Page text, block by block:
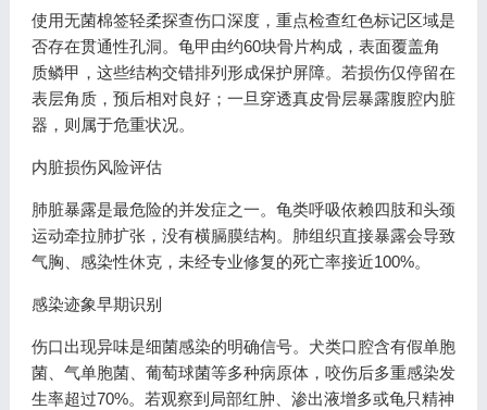
使用无菌棉签轻柔探查伤口深度，重点检查红色标记区域是
否存在贯通性孔洞。龟甲由约60块骨片构成，表面覆盖角
质鳞甲，这些结构交错排列形成保护屏障。若损伤仅停留在
表层角质，预后相对良好；一旦穿透真皮骨层暴露腹腔内脏
器，则属于危重状况。
内脏损伤风险评估
肺脏暴露是最危险的并发症之一。龟类呼吸依赖四肢和头颈
运动牵拉肺扩张，没有横膈膜结构。肺组织直接暴露会导致
气胸、感染性休克，未经专业修复的死亡率接近100%。
感染迹象早期识别
伤口出现异味是细菌感染的明确信号。犬类口腔含有假单胞
菌、气单胞菌、葡萄球菌等多种病原体，咬伤后多重感染发
生率超过70%。若观察到局部红肿、渗出液增多或龟只精神